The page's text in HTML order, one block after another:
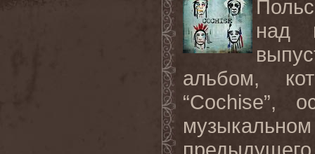
над
альбом,
“Cochise”,